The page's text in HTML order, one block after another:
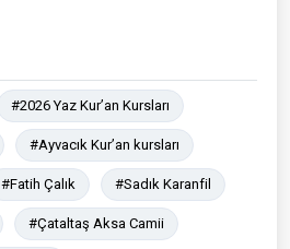
#2026 Yaz Kur’an Kursları
#Ayvacık Kur’an kursları
#Fatih Çalık #Sadık Karanfil
#Çataltaş Aksa Camii